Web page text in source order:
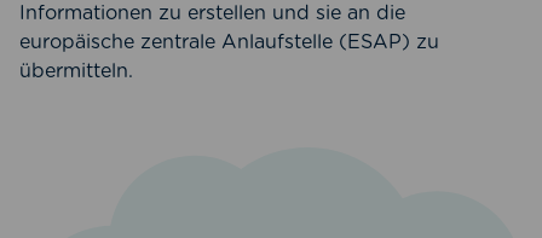
Informationen zu erstellen und sie an die
europäische zentrale Anlaufstelle (ESAP) zu
übermitteln.